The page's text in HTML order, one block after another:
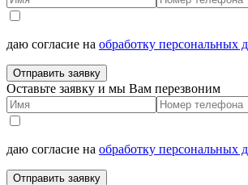
даю согласие на обработку персональных
Отправить заявку
Оставьте заявку и мы Вам перезвоним
даю согласие на обработку персональных
Отправить заявку